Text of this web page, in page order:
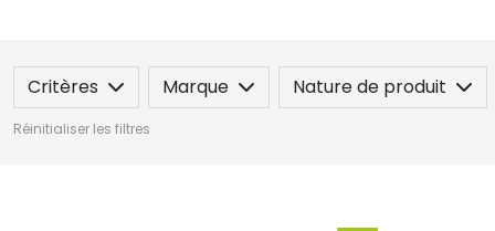
Critères Marque Nature de produit
Réinitialiser les filtres